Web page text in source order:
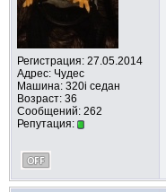
Регистрация: 27.05.2014
Адрес: Чудес
Машина: 320i седан
Возраст: 36
Сообщений: 262
Репутация: